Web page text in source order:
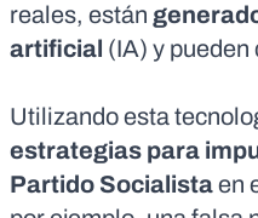
reales, están
artificial (IA) y pueden
Utilizando esta
estrategias para
Partido Socialistaen